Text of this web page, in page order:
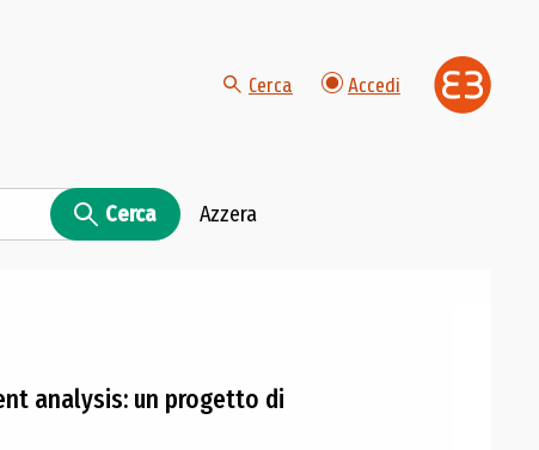
Cerca Accedi
Cerca Azzera
analysis: un progetto di